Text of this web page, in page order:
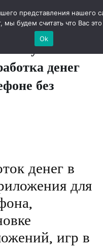
Лучшие
денег
без
денег в
для
игр в
представления нашего
мы будем считать что Вас
Ok